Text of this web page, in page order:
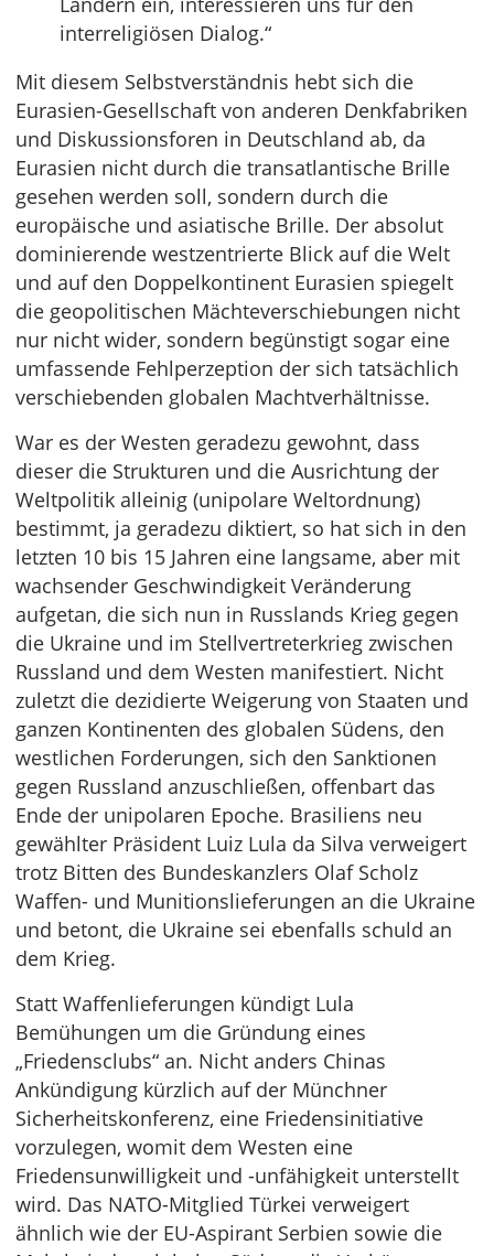
interreligiösen Dialog.“
Mit diesem Selbstverständnis hebt sich die
Eurasien-Gesellschaft von anderen Denkfabriken
und Diskussionsforen in Deutschland ab, da
Eurasien nicht durch die transatlantische Brille
gesehen werden soll, sondern durch die
europäische und asiatische Brille. Der absolut
dominierende westzentrierte Blick auf die Welt
und auf den Doppelkontinent Eurasien spiegelt
die geopolitischen Mächteverschiebungen nicht
nur nicht wider, sondern begünstigt sogar eine
umfassende Fehlperzeption der sich tatsächlich
verschiebenden globalen Machtverhältnisse.
War es der Westen geradezu gewohnt, dass
dieser die Strukturen und die Ausrichtung der
Weltpolitik alleinig (unipolare Weltordnung)
bestimmt, ja geradezu diktiert, so hat sich in den
letzten 10 bis 15 Jahren eine langsame, aber mit
wachsender Geschwindigkeit Veränderung
aufgetan, die sich nun in Russlands Krieg gegen
die Ukraine und im Stellvertreterkrieg zwischen
Russland und dem Westen manifestiert. Nicht
zuletzt die dezidierte Weigerung von Staaten und
ganzen Kontinenten des globalen Südens, den
westlichen Forderungen, sich den Sanktionen
gegen Russland anzuschließen, offenbart das
Ende der unipolaren Epoche. Brasiliens neu
gewählter Präsident Luiz Lula da Silva verweigert
trotz Bitten des Bundeskanzlers Olaf Scholz
Waffen- und Munitionslieferungen an die Ukraine
und betont, die Ukraine sei ebenfalls schuld an
dem Krieg.
Statt Waffenlieferungen kündigt Lula
Bemühungen um die Gründung eines
„Friedensclubs“ an. Nicht anders Chinas
Ankündigung kürzlich auf der Münchner
Sicherheitskonferenz, eine Friedensinitiative
vorzulegen, womit dem Westen eine
Friedensunwilligkeit und -unfähigkeit unterstellt
wird. Das NATO-Mitglied Türkei verweigert
ähnlich wie der EU-Aspirant Serbien sowie die